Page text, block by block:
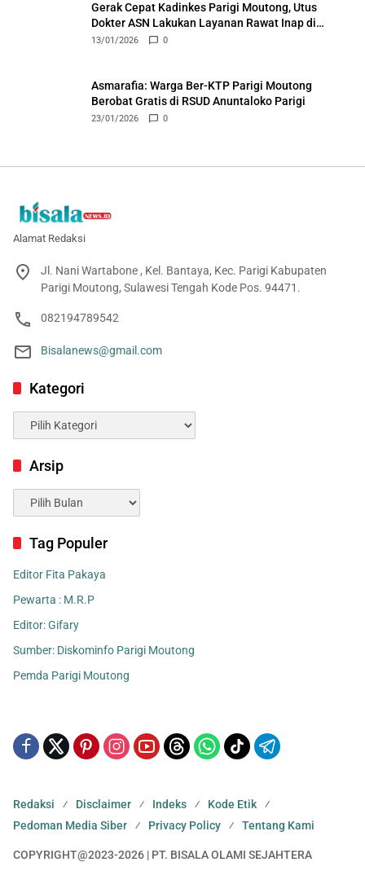
Gerak Cepat Kadinkes Parigi Moutong, Utus
Dokter ASN Lakukan Layanan Rawat Inap di
Puskesmas Ongka
13/01/2026 0
Asmarafia: Warga Ber-KTP Parigi Moutong
Berobat Gratis di RSUD Anuntaloko Parigi
23/01/2026 0
Alamat Redaksi
Jl. Nani Wartabone , Kel. Bantaya, Kec. Parigi Kabupaten
Parigi Moutong, Sulawesi Tengah Kode Pos. 94471.
082194789542
Bisalanews@gmail.com
Kategori
Kategori
Arsip
Arsip
Tag Populer
Editor Fita Pakaya
Pewarta : M.R.P
Editor: Gifary
Sumber: Diskominfo Parigi Moutong
Pemda Parigi Moutong
Redaksi Disclaimer Indeks
Kode Etik
Pedoman Media Siber
Privacy Policy Tentang Kami
COPYRIGHT@2023-2026 | PT. BISALA OLAMI SEJAHTERA